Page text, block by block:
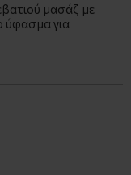
μασάζ με
ύφασμα για